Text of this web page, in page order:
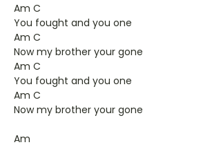
Am C
You fought and you one
Am C
Now my brother your gone
Am C
You fought and you one
Am C
Now my brother your gone
Am